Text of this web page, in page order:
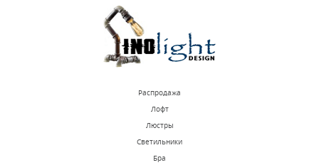
Распродажа
Лофт
Люстры
Светильники
Бра